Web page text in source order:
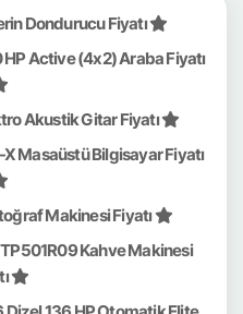
Dondurucu Fiyatı
Active (4x2) Araba Fiyatı
Akustik Gitar Fiyatı
Masaüstü Bilgisayar Fiyatı
Makinesi Fiyatı
Kahve Makinesi